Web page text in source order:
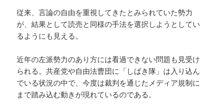
従来、言論の自由を重視してきたとみられていた勢力
が、結果として読売と同様の手法を選択しようとしてい
るようにも見える。
近年の左派勢力のあり方には看過できない問題も見受け
られる。共産党や自由法曹団に「しばき隊」は入り込ん
でいる状況の中で、今度は裁判を通じたメディア規制に
まで踏み込む動きが現れているのである。